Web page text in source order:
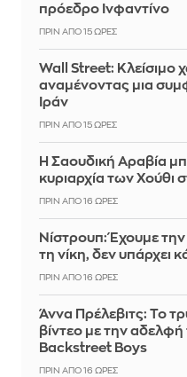
πρόεδρο Ινφαντίνο
ΠΡΙΝ ΑΠΌ 15 ΏΡΕΣ
Wall Street: Κλείσιμο
αναμένοντας μια
Ιράν
ΠΡΙΝ ΑΠΌ 15 ΏΡΕΣ
Η Σαουδική Αραβία
κυριαρχία των
ΠΡΙΝ ΑΠΌ 16 ΏΡΕΣ
Νίστρουπ: Έχουμε
τη νίκη, δεν υπάρχει
ΠΡΙΝ ΑΠΌ 16 ΏΡΕΣ
Άννα Πρέλεβιτς: Το
βίντεο με την
Backstreet Boys
ΠΡΙΝ ΑΠΌ 16 ΏΡΕΣ